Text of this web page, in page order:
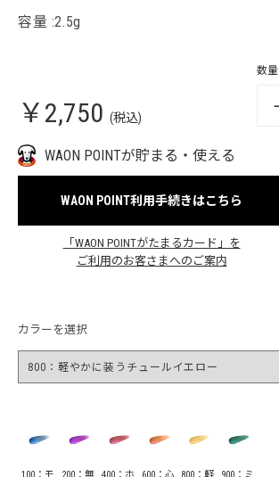
容量 :2.5g
￥2,750 (税込)
数量
WAON POINTが貯まる・使える
WAON POINT利用手続きはこちら
「WAON POINTがたまるカード」を
ご利用のお客さまへのご案内
カラーを選択
100：モ 200：無 400：ホ 600：心 800：軽 900：ミ